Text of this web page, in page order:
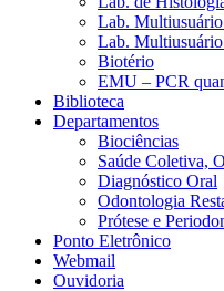
Lab.
Lab.
Biotério
EMU – PCR
Biblioteca
Departamentos
Biociências
Saúde Coletiva,
Diagnóstico Oral
Odontologia
Prótese e
Ponto Eletrônico
Webmail
Ouvidoria